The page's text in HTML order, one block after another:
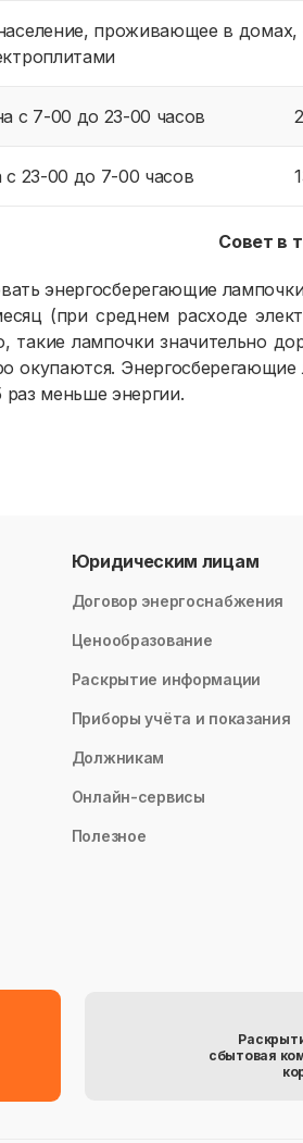
проживающее в
с 7-00 до 23-00 часов
с 23-00 до 7-00 часов
Совет в
энергосберегающие
(при среднем расходе
такие лампочки значительно
окупаются.
меньше энергии.
Юридическим лицам
Договор энергоснабжения
Ценообразование
Раскрытие информации
Приборы учёта и показания
Должникам
Онлайн-сервисы
Полезное
сбытовая